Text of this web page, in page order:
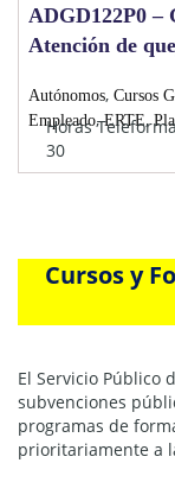
ADGD122P0 –
Atención de
Autónomos, Cursos
Empleado,ERTE,
Horas
30
Cursos y
El Servicio Público
subvenciones
programas de
prioritariamente a